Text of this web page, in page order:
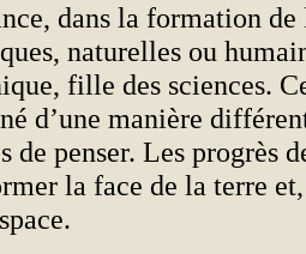
dans la formation de
naturelles ou
fille des sciences.
d’une manière
de penser. Les progrès
la face de la terre